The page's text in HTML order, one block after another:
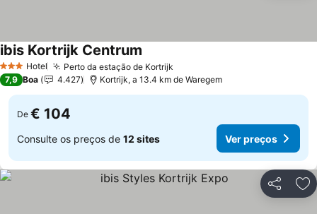
3 EstrelasHotel Perto da estação de Kortrijk
ibis Kortrijk Centrum
7,9 Boa 4.427 Kortrijk, a 13.4 km de Waregem
De € 104
Consulte os preços de 12 sites Ver preços
Partilhar